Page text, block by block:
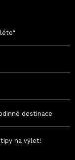
destinace
na výlet!